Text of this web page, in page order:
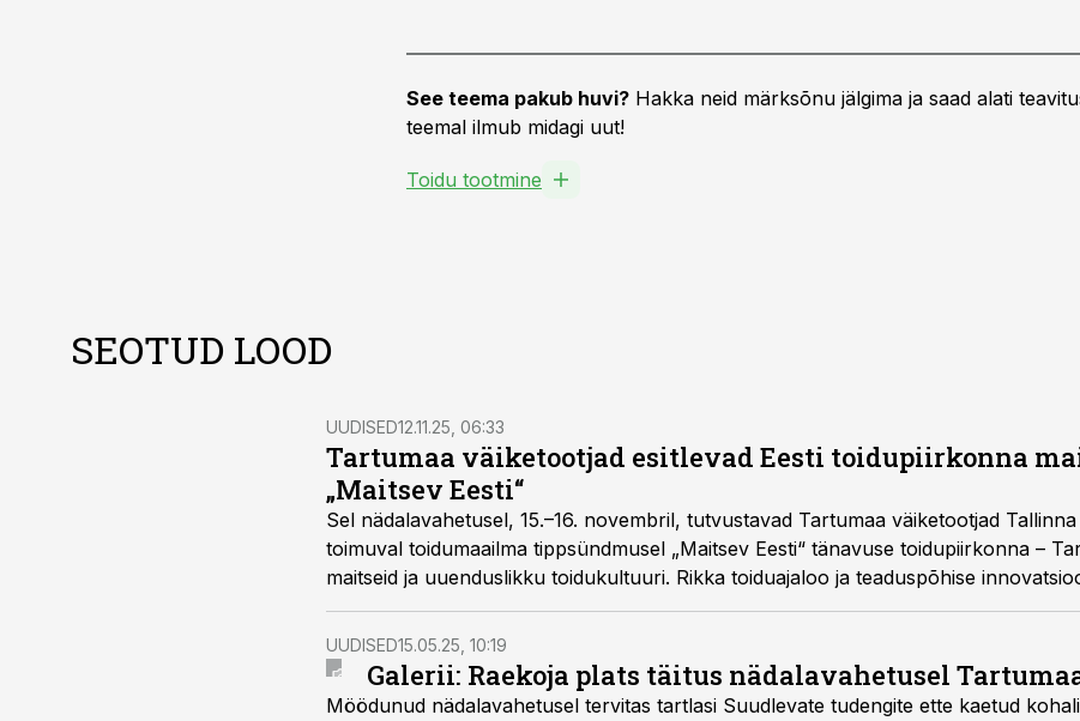
See teema pakub huvi? Hakka neid märksõnu jälgima ja saad alati
teemal ilmub midagi uut!
Toidu tootmine
SEOTUD LOOD
UUDISED12.11.25, 06:33
Tartumaa väiketootjad esitlevad Eesti toidupiirkonna
„Maitsev Eesti“
Sel nädalavahetusel, 15.–16. novembril, tutvustavad Tartumaa väiketootjad
toimuval toidumaailma tippsündmusel „Maitsev Eesti“ tänavuse toidupiirkonna –
maitseid ja uuenduslikku toidukultuuri. Rikka toiduajaloo ja teaduspõhise
varustab toorainetega ka Aasta Kokk 2025 ja Aasta Noorkokk 2025 võistlusi.
UUDISED15.05.25, 10:19
Galerii: Raekoja plats täitus nädalavahetusel
Möödunud nädalavahetusel tervitas tartlasi Suudlevate tudengite ette kaetud